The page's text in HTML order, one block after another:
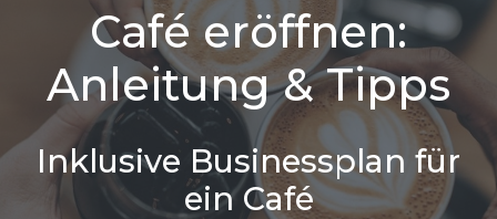
Café eröffnen:
Anleitung & Tipps
Inklusive Businessplan für
ein Café